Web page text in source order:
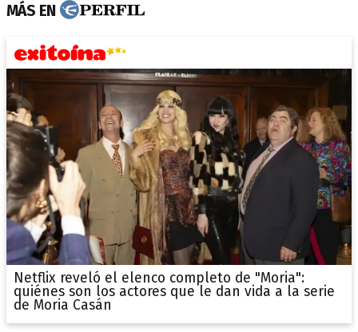
MÁS EN
Netflix reveló el elenco completo de "Moria":
quiénes son los actores que le dan vida a la serie
de Moria Casán